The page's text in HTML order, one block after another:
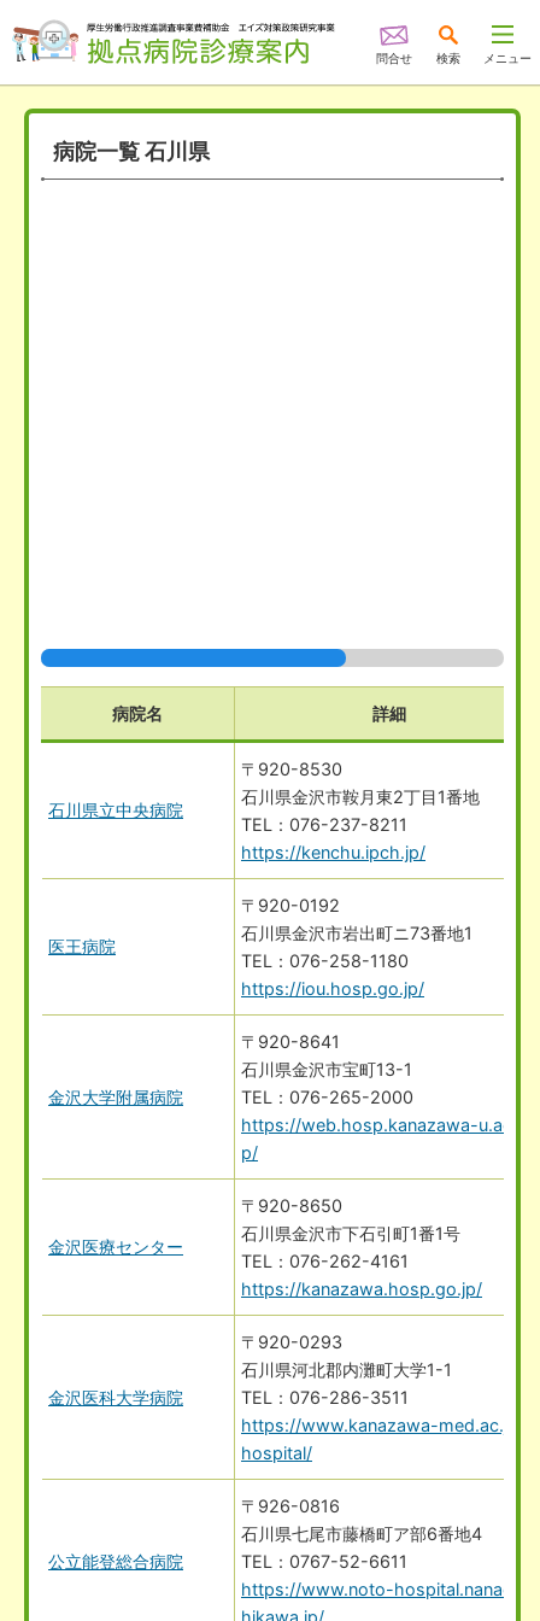
問合せ 検索 メニュー
病院一覧 石川県
病院名 詳細
石川県立中央病院
〒920-8530
石川県金沢市鞍月東2丁目1番地
076-237-8211
https://kenchu.ipch.jp/
医王病院
〒920-0192
石川県金沢市岩出町ニ73番地1
076-258-1180
https://iou.hosp.go.jp/
金沢大学附属病院
〒920-8641
石川県金沢市宝町13-1
076-265-2000
https://web.hosp.kanazawa-u.ac.j
p/
金沢医療センター
〒920-8650
石川県金沢市下石引町1番1号
076-262-4161
https://kanazawa.hosp.go.jp/
金沢医科大学病院
〒920-0293
石川県河北郡内灘町大学1-1
076-286-3511
https://www.kanazawa-med.ac.jp/~
hospital/
公立能登総合病院
〒926-0816
石川県七尾市藤橋町ア部6番地4
0767-52-6611
https://www.noto-hospital.nanao.is
hikawa.jp/